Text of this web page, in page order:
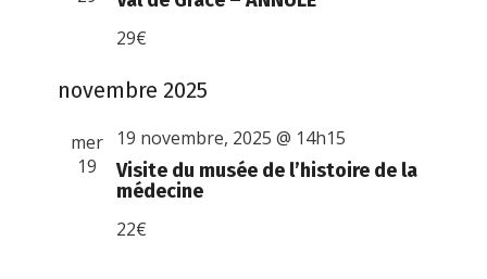
29€
novembre 2025
mer
19
Visite du musée de l’histoire de la
médecine
19 novembre, 2025 @ 14h15
22€